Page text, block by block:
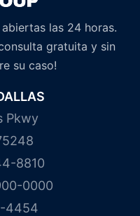
las 24 horas.
gratuita y sin
su caso!
Pkwy
8810
0000
4454